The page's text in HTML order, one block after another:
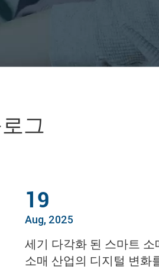
그
19
Aug, 2025
세기 다각화 된 스마트 소
소매 산업의 디지털 변화